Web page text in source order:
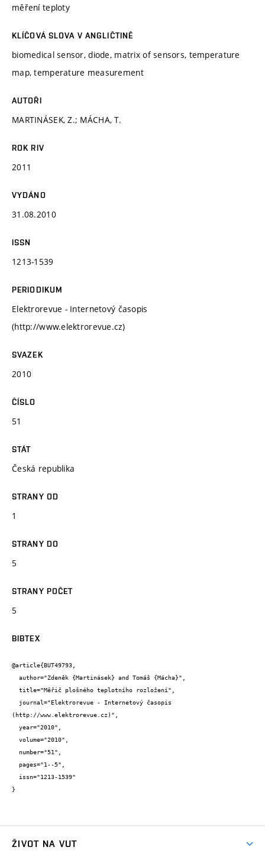
měření teploty
KLÍČOVÁ SLOVA V ANGLIČTINĚ
biomedical sensor, diode, matrix of sensors, temperature
map, temperature measurement
AUTOŘI
MARTINÁSEK, Z.; MÁCHA, T.
ROK RIV
2011
VYDÁNO
31.08.2010
ISSN
1213-1539
PERIODIKUM
Elektrorevue - Internetový časopis
(http://www.elektrorevue.cz)
SVAZEK
2010
ČÍSLO
51
STÁT
Česká republika
STRANY OD
1
STRANY DO
5
STRANY POČET
5
BIBTEX
@article{BUT49793,
(http://www.elektrorevue.cz)",
}
ŽIVOT NA VUT